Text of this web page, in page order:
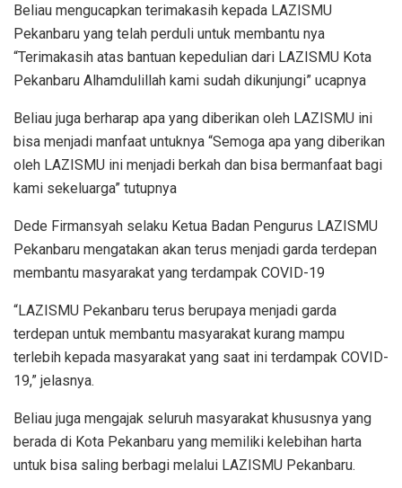
Beliau mengucapkan terimakasih kepada LAZISMU
Pekanbaru yang telah perduli untuk membantu nya
“Terimakasih atas bantuan kepedulian dari LAZISMU Kota
Pekanbaru Alhamdulillah kami sudah dikunjungi” ucapnya
Beliau juga berharap apa yang diberikan oleh LAZISMU ini
bisa menjadi manfaat untuknya “Semoga apa yang diberikan
oleh LAZISMU ini menjadi berkah dan bisa bermanfaat bagi
kami sekeluarga” tutupnya
Dede Firmansyah selaku Ketua Badan Pengurus LAZISMU
Pekanbaru mengatakan akan terus menjadi garda terdepan
membantu masyarakat yang terdampak COVID-19
“LAZISMU Pekanbaru terus berupaya menjadi garda
terdepan untuk membantu masyarakat kurang mampu
terlebih kepada masyarakat yang saat ini terdampak COVID-
19,” jelasnya.
Beliau juga mengajak seluruh masyarakat khususnya yang
berada di Kota Pekanbaru yang memiliki kelebihan harta
untuk bisa saling berbagi melalui LAZISMU Pekanbaru.